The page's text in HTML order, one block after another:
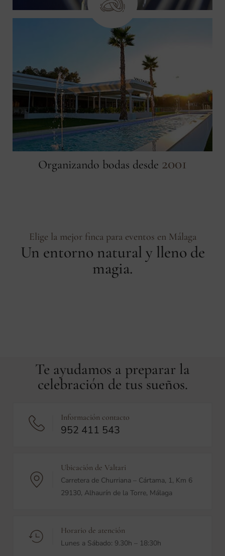
Organizando bodas desde 2001
Elige la mejor finca para eventos en Málaga
Un entorno natural y lleno de
magia.
Te ayudamos a preparar la
celebración de tus sueños.
Información contacto
952 411 543
Ubicación de Valtari
Carretera de Churriana – Cártama, 1, Km 6
29130, Alhaurín de la Torre, Málaga
Horario de atención
Lunes a Sábado: 9.30h – 18:30h